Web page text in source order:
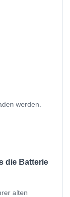
werden.
die Batterie
alten